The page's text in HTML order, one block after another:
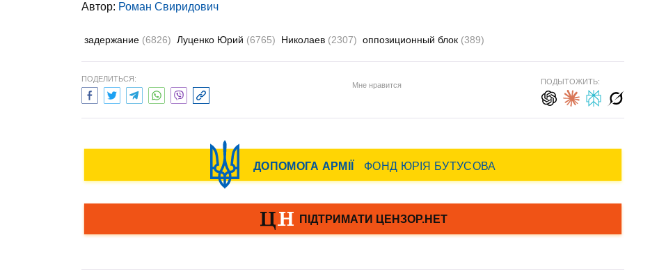
Автор: Роман Свиридович
задержание (6826) Луценко Юрий (6765) Николаев (2307) оппозиционный блок (389)
ПОДЕЛИТЬСЯ:
Мне нравится ПОДЫТОЖИТЬ: